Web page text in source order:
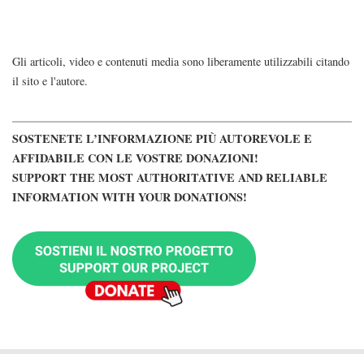
Gli articoli, video e contenuti media sono liberamente utilizzabili citando
il sito e l'autore.
SOSTENETE L’INFORMAZIONE PIÙ AUTOREVOLE E
AFFIDABILE CON LE VOSTRE DONAZIONI!
SUPPORT THE MOST AUTHORITATIVE AND RELIABLE
INFORMATION WITH YOUR DONATIONS!